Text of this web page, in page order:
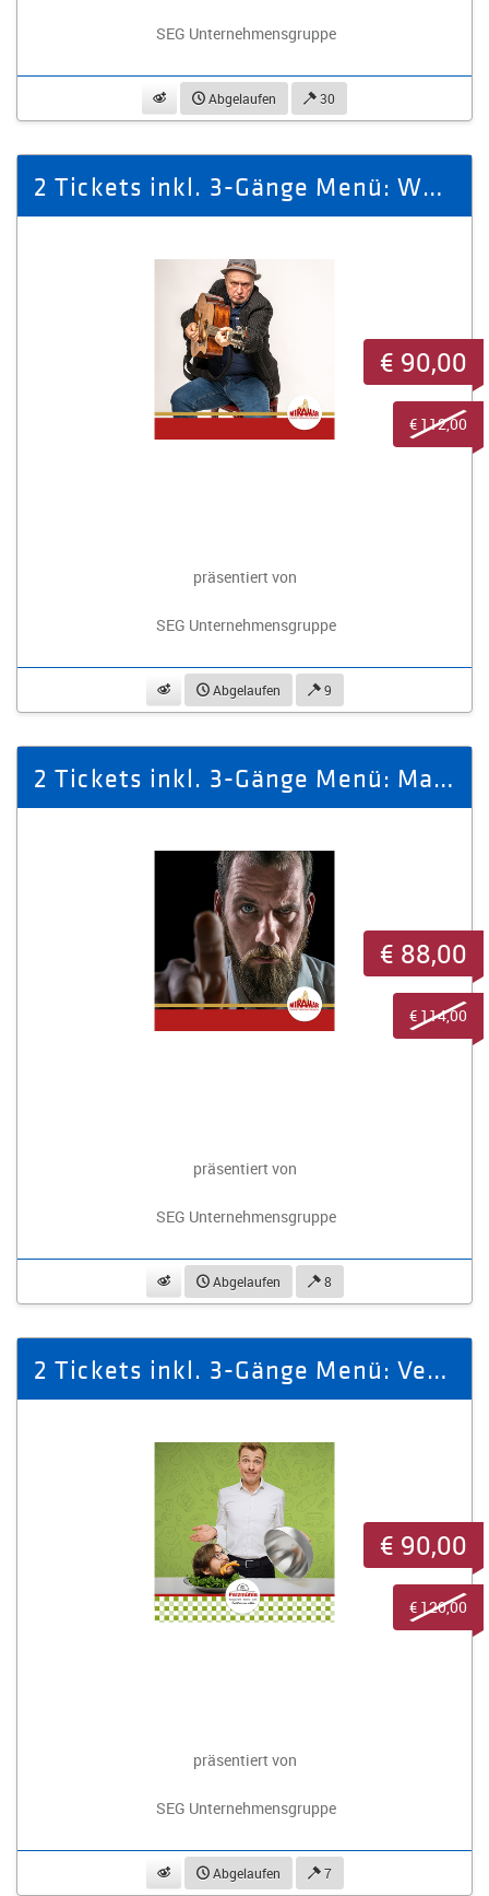
SEG Unternehmensgruppe
beobachtenAbgelaufen 30
2 Tickets inkl. 3-Gänge Menü: WER IST HIER IRRE!
präsentiert von
SEG Unternehmensgruppe
beobachtenAbgelaufen 9
€ 90,00
€ 112,00
2 Tickets inkl. 3-Gänge Menü: Martin Berke
präsentiert von
SEG Unternehmensgruppe
beobachtenAbgelaufen 8
€ 88,00
€ 114,00
2 Tickets inkl. 3-Gänge Menü: Venie, Vidi, Veggie
präsentiert von
SEG Unternehmensgruppe
beobachtenAbgelaufen 7
€ 90,00
€ 120,00